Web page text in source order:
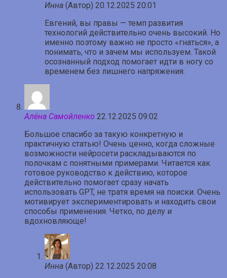
Инна (Автор) 20.12.2025 20:01
Евгений, вы правы — темп развития
технологий действительно очень высокий. Но
именно поэтому важно не просто «гнаться», а
понимать, что и зачем мы используем. Такой
осознанный подход помогает идти в ногу со
временем без лишнего напряжения.
Алёна Самойленко 22.12.2025 09:02
Большое спасибо за такую конкретную и
практичную статью! Очень ценно, когда сложные
возможности нейросети раскладываются по
полочкам с понятными примерами. Читается как
готовое руководство к действию, которое
действительно помогает сразу начать
использовать GPT, не тратя время на поиски. Очень
мотивирует экспериментировать и находить свои
способы применения. Четко, по делу и
вдохновляюще!
Инна (Автор) 22.12.2025 20:08